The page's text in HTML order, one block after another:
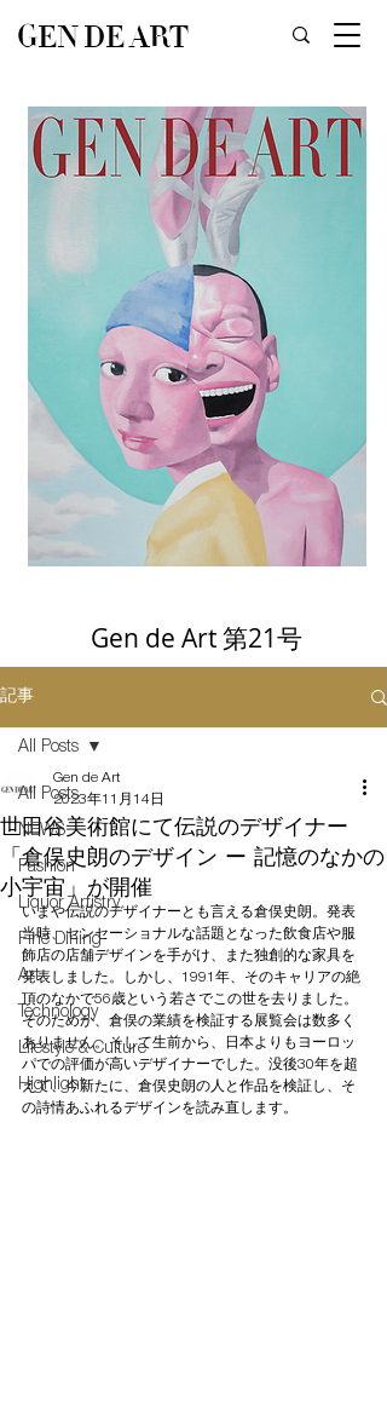
GEN DE ART
Gen de Art 第21号
記事
All Posts
NEWS
Fashion
Liquor Artistry
Fine Dining
Art
Technology
Lifestyle & Culture
Highlight
All Posts
世田谷美術館にて伝説のデザイナー
「倉俣史朗のデザイン ー 記憶のなかの
小宇宙」が開催
Gen de Art
2023年11月14日
いまや伝説のデザイナーとも言える倉俣史朗。発表
当時、センセーショナルな話題となった飲食店や服
飾店の店舗デザインを手がけ、また独創的な家具を
発表しました。しかし、1991年、そのキャリアの絶
頂のなかで56歳という若さでこの世を去りました。
そのためか、倉俣の業績を検証する展覧会は数多く
ありません。そして生前から、日本よりもヨーロッ
パでの評価が高いデザイナーでした。没後30年を超
えて、今新たに、倉俣史朗の人と作品を検証し、そ
の詩情あふれるデザインを読み直します。